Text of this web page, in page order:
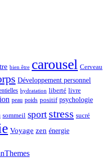
bien être carousel Cerveau
Développement personnel
hydratation liberté livre
peau poids positif psychologie
sommeil sport stress sucré
Voyage zen énergie